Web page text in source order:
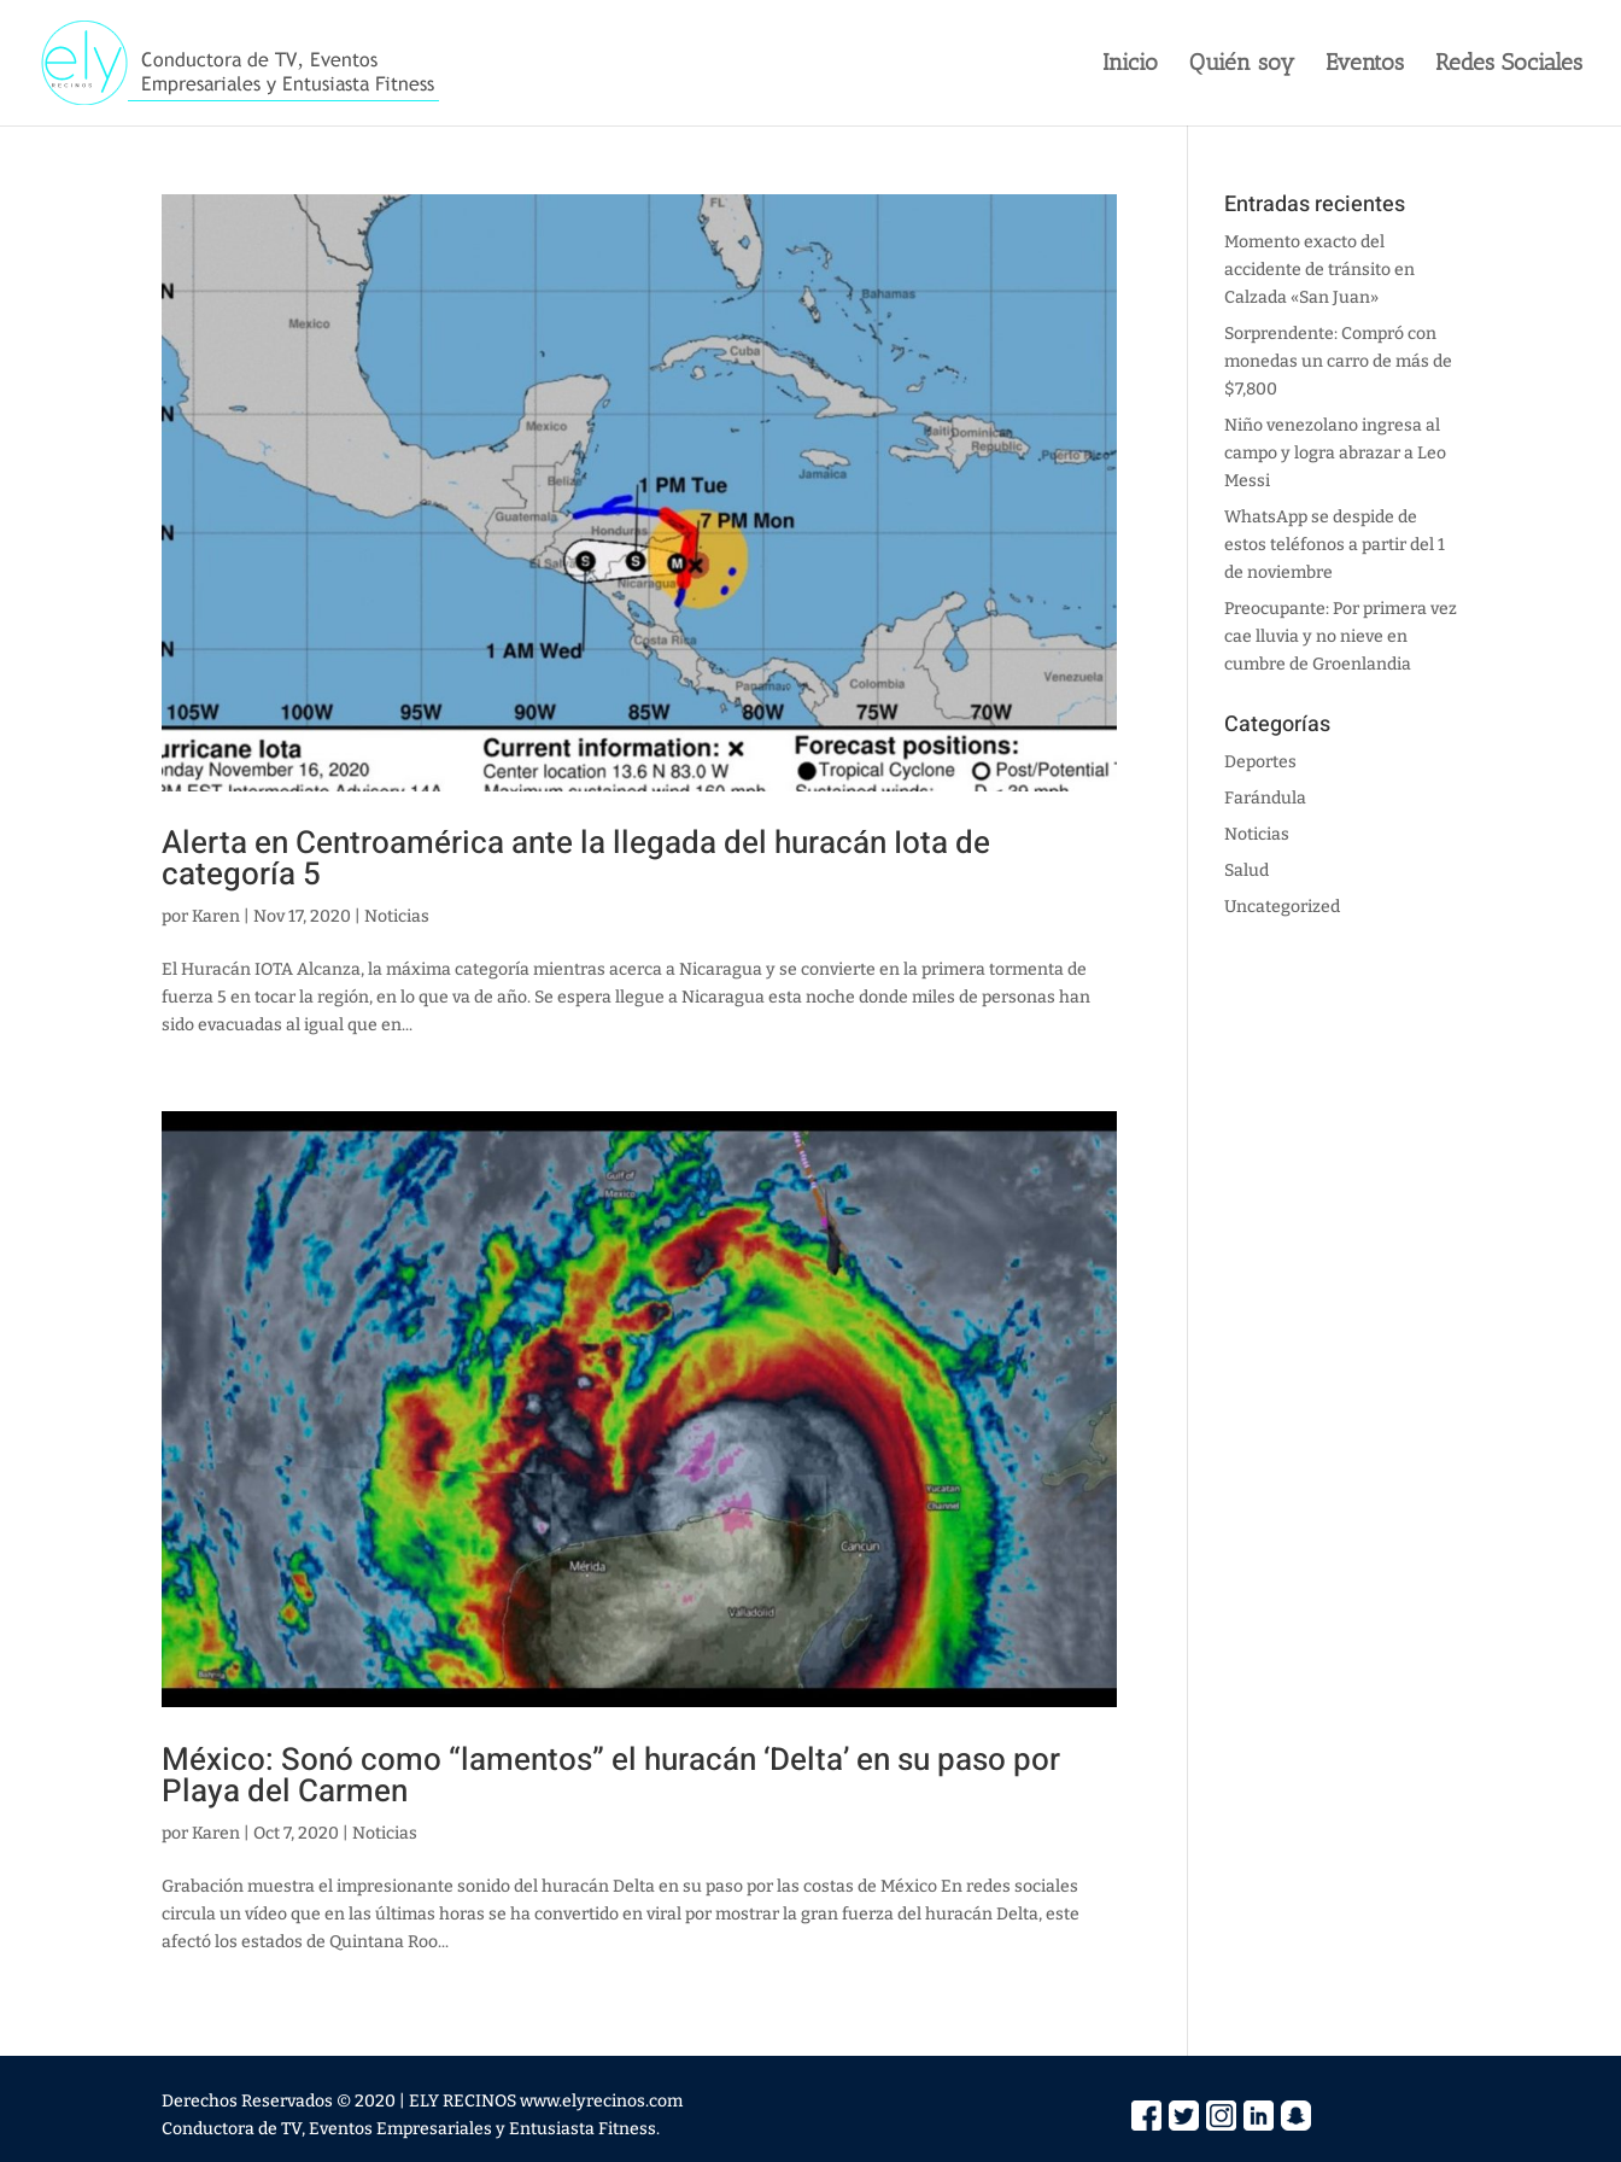
Inicio Quién soy Eventos Redes Sociales
Alerta en Centroamérica ante la llegada del huracán Iota de
categoría 5
porKaren |Nov 17, 2020 |Noticias
El Huracán IOTA Alcanza, la máxima categoría mientras acerca a Nicaragua y se convierte en la primera tormenta de
fuerza 5 en tocar la región, en lo que va de año. Se espera llegue a Nicaragua esta noche donde miles de personas han
sido evacuadas al igual que en...
México: Sonó como “lamentos” el huracán ‘Delta’ en su paso por
Playa del Carmen
porKaren |Oct 7, 2020 |Noticias
Grabación muestra el impresionante sonido del huracán Delta en su paso por las costas de México En redes sociales
circula un vídeo que en las últimas horas se ha convertido en viral por mostrar la gran fuerza del huracán Delta, este
afectó los estados de Quintana Roo...
Entradas recientes
Momento exacto del
accidente de tránsito en
Calzada «San Juan»
Sorprendente: Compró con
monedas un carro de más de
$7,800
Niño venezolano ingresa al
campo y logra abrazar a Leo
Messi
WhatsApp se despide de
estos teléfonos a partir del 1
de noviembre
Preocupante: Por primera vez
cae lluvia y no nieve en
cumbre de Groenlandia
Categorías
Deportes
Farándula
Noticias
Salud
Uncategorized
Derechos Reservados © 2020 | ELY RECINOS www.elyrecinos.com
Conductora de TV, Eventos Empresariales y Entusiasta Fitness.